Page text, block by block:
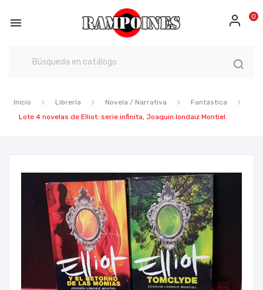
 0
Inicio Librería Novela / Narrativa
Fantástica
Lote 4 novelas de Elliot: serie infinita, Joaquin londaiz Montiel.